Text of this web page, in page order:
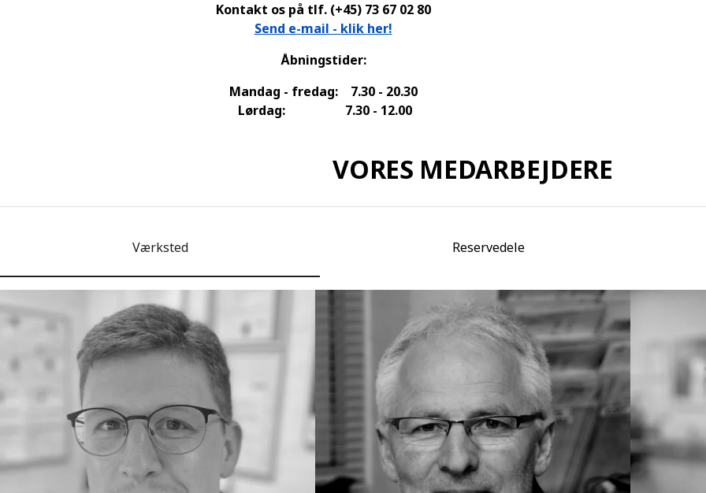
Kontakt os på tlf. (+45) 73 67 02 80
Send e-mail - klik her!
Åbningstider:
Mandag - fredag: 7.30 - 20.30
Lørdag: 7.30 - 12.00
VORES MEDARBEJDERE
Værksted Reservedele